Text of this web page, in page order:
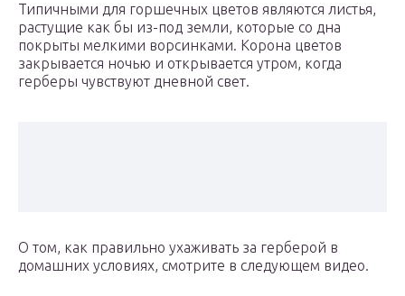
Типичными для горшечных цветов являются листья,
растущие как бы из-под земли, которые со дна
покрыты мелкими ворсинками. Корона цветов
закрывается ночью и открывается утром, когда
герберы чувствуют дневной свет.
О том, как правильно ухаживать за герберой в
домашних условиях, смотрите в следующем видео.